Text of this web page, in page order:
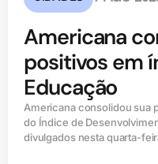
Americana
positivos em
Educação
Americana consolidou sua
do Índice de
divulgados nesta quarta-